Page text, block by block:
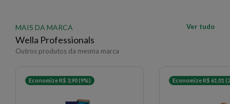
MAIS DA MARCA
Wella Professionals
Outros produtos da mesma marca
Ver tudo
Economize R$ 3,90 (9%) Economize R$ 61,01